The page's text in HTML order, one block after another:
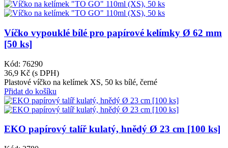
Víčko vypouklé bílé pro papírové kelímky Ø 62 mm
[50 ks]
Kód: 76290
36,9 Kč (s DPH)
Plastové víčko na kelímek XS, 50 ks bílé, černé
Přidat do košíku
EKO papírový talíř kulatý, hnědý Ø 23 cm [100 ks]